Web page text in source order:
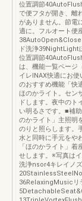
位置調節
で便フタが開き、離
がありません。節電
適に。フルオート便
ド洗浄
位置調節
は、機能一覧ページ
イレINAX快適にお
のおすすめ機能「快
ほのかライト。セン
ドします。夜中のト
い明るさです。■補
のかライト」主照明
のりと照らします。
水と同時に手元をや
「ほのかライト」
せします。※写真は
洗浄nsor4キレイノ
36RelaxingMusicリ